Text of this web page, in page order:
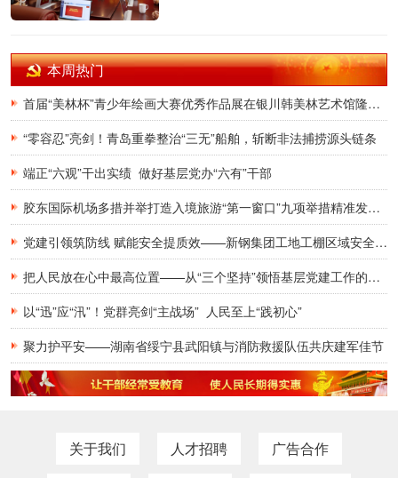
本周热门
首届“美林杯”青少年绘画大赛优秀作品展在银川韩美林艺术馆隆重开幕
“零容忍”亮剑！青岛重拳整治“三无”船舶，斩断非法捕捞源头链条
端正“六观”干出实绩 做好基层党办“六有”干部
胶东国际机场多措并举打造入境旅游“第一窗口”九项举措精准发力，助力青岛建设国际滨海旅游度假胜地
党建引领筑防线 赋能安全提质效——新钢集团工地工棚区域安全管理创新实践研究
把人民放在心中最高位置——从“三个坚持”领悟基层党建工作的为民初心
以“迅”应“汛”！党群亮剑“主战场” 人民至上“践初心”
聚力护平安——湖南省绥宁县武阳镇与消防救援队伍共庆建军佳节
关于我们 人才招聘
广告合作